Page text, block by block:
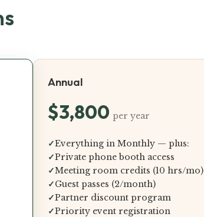
Annual
$3,800 per year
✓Everything in Monthly — plus:
✓Private phone booth access
✓Meeting room credits (10 hrs/mo)
✓Guest passes (2/month)
✓Partner discount program
✓Priority event registration